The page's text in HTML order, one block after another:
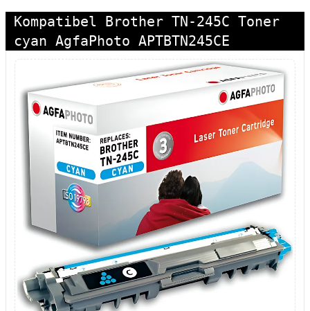
Kompatibel Brother TN-245C Toner
cyan AgfaPhoto APTBTN245CE